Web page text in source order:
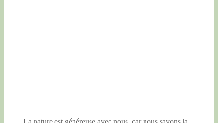
La nature est généreuse avec nous, car nous savons la